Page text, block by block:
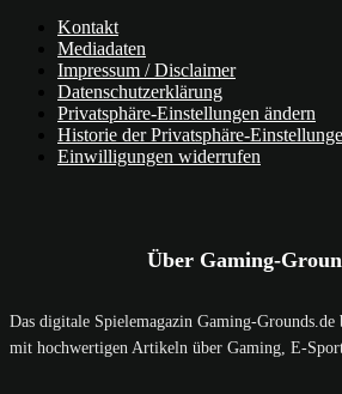
Kontakt
Mediadaten
Impressum / Disclaimer
Datenschutzerklärung
Privatsphäre-Einstellungen ändern
Historie der Privatsphäre-
Einwilligungen widerrufen
Über Gaming-
Das digitale Spielemagazin Gaming-
mit hochwertigen Artikeln über Gaming, E-